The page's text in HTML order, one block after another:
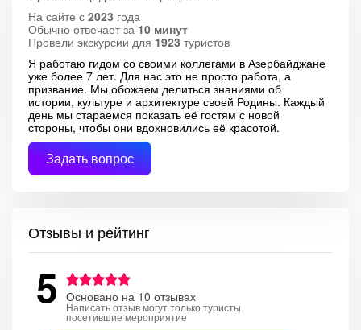
На сайте с 2023 года
Обычно отвечает за 10 минут
Провели экскурсии для 1923 туристов
Я работаю гидом со своими коллегами в Азербайджане
уже более 7 лет. Для нас это не просто работа, а
призвание. Мы обожаем делиться знаниями об
истории, культуре и архитектуре своей Родины. Каждый
день мы стараемся показать её гостям с новой
стороны, чтобы они вдохновились её красотой.
Задать вопрос
Отзывы и рейтинг
5 Основано на 10 отзывах
Написать отзыв могут только туристы
посетившие мероприятие